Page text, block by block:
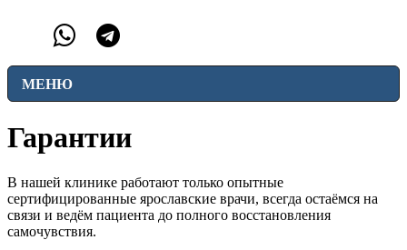
МЕНЮ
Гарантии
В нашей клинике работают только опытные
сертифицированные ярославские врачи, всегда остаёмся на
связи и ведём пациента до полного восстановления
самочувствия.